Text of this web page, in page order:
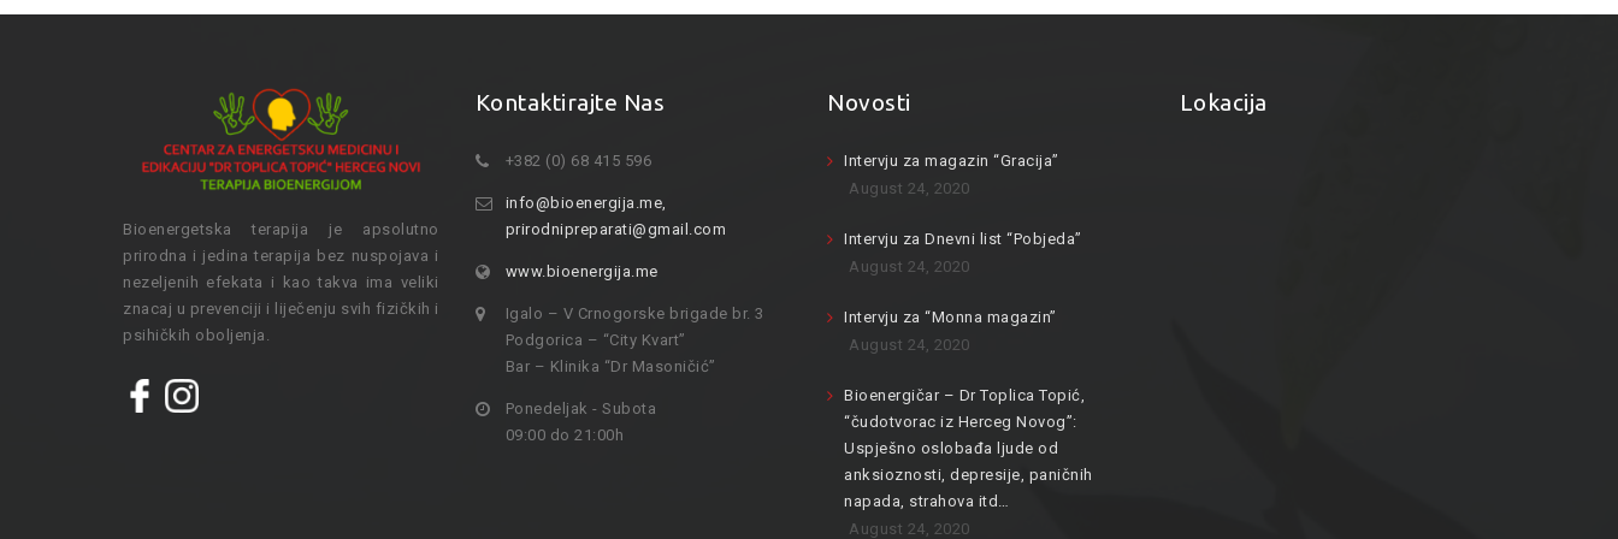
Bioenergetska terapija je apsolutno
prirodna i jedina terapija bez nuspojava i
nezeljenih efekata i kao takva ima veliki
znacaj u prevenciji i liječenju svih fizičkih i
psihičkih oboljenja.
Kontaktirajte Nas
+382 (0) 68 415 596
info@bioenergija.me,
prirodnipreparati@gmail.com
www.bioenergija.me
Igalo – V Crnogorske brigade br. 3
Podgorica – “City Kvart”
Bar – Klinika “Dr Masoničić”
Ponedeljak - Subota
09:00 do 21:00h
Novosti
Intervju za magazin “Gracija”
August 24, 2020
Intervju za Dnevni list “Pobjeda”
August 24, 2020
Intervju za “Monna magazin”
August 24, 2020
Bioenergičar – Dr Toplica Topić,
“čudotvorac iz Herceg Novog”:
Uspješno oslobađa ljude od
anksioznosti, depresije, paničnih
napada, strahova itd…
August 24, 2020
Lokacija